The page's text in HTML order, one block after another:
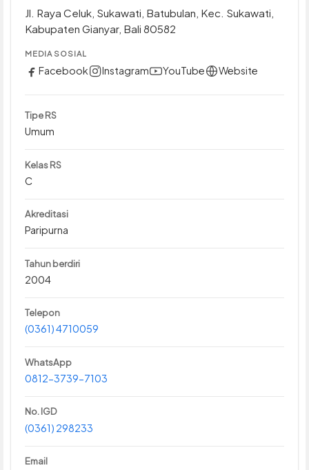
Jl. Raya Celuk, Sukawati, Batubulan, Kec. Sukawati,
Kabupaten Gianyar, Bali 80582
MEDIA SOSIAL
Facebook Instagram YouTube Website
Tipe RS
Umum
Kelas RS
C
Akreditasi
Paripurna
Tahun berdiri
2004
Telepon
(0361) 4710059
WhatsApp
0812-3739-7103
No. IGD
(0361) 298233
Email